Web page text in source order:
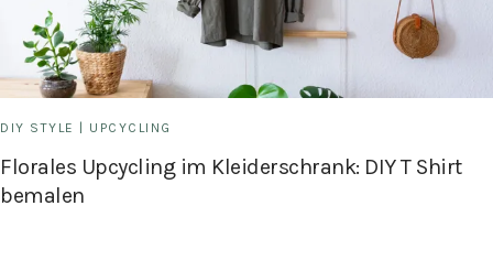
DIY STYLE UPCYCLING
Florales Upcycling im Kleiderschrank: DIY T Shirt
bemalen